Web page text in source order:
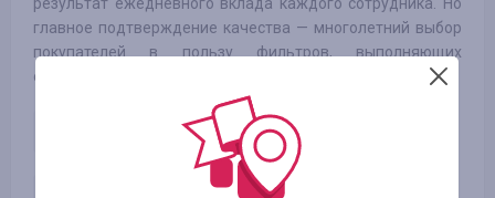
главное подтверждение качества — многолетний выбор
покупателей в пользу фильтров, выполняющих
обещания.
Оплаченный заказ новый клиент